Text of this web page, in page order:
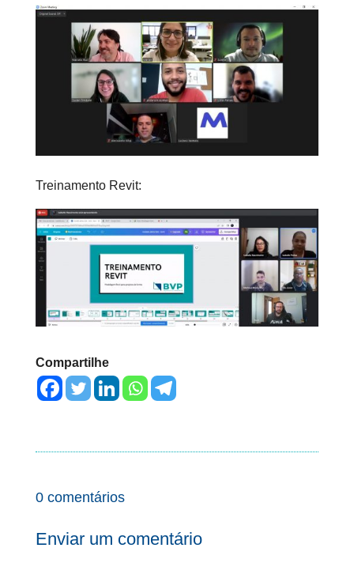
Treinamento Revit:
Compartilhe
0 comentários
Enviar um comentário